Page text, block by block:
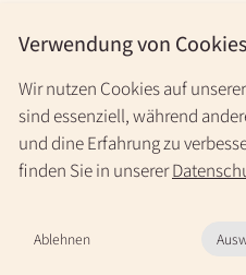
Verwendung von Cookies
Wir nutzen Cookies auf
sind essenziell, während
und dine Erfahrung zu
finden Sie in unserer
Ablehnen